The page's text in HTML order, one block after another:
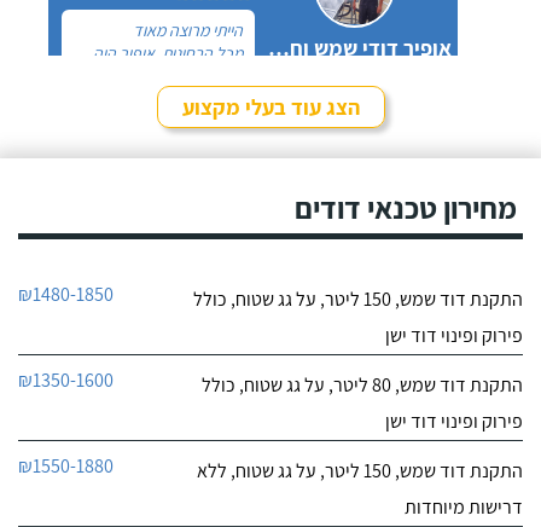
אופיר דודי שמש וחשמל
הייתי מרוצה מאוד
מכל הבחינות, אופיר היה
לראות את המיקום של
ההתקנה, המחיר היה הוגן
היה לארג' והשאיר נקי
חייג עכשיו
שביט דודי שמש וחשמל בע"מ
לפרטי העסק
דודי שמש" שירות טוב,
חייג עכשיו
הצג עוד בעלי מקצוע
מחירון טכנאי דודים
התקנת דוד שמש, 150 ליטר, על גג שטוח, כולל
פירוק ופינוי דוד ישן
₪1480-1850
התקנת דוד שמש, 80 ליטר, על גג שטוח, כולל
פירוק ופינוי דוד ישן
₪1350-1600
התקנת דוד שמש, 150 ליטר, על גג שטוח, ללא
דרישות מיוחדות
₪1550-1880